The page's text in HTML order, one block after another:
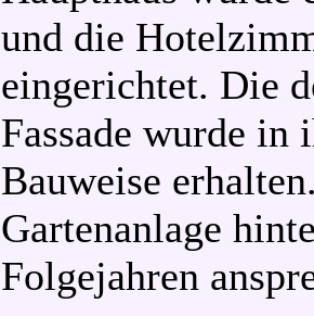
und die
eingerichtet. Die
Fassade wurde in
Bauweise
Gartenanlage
Folgejahren